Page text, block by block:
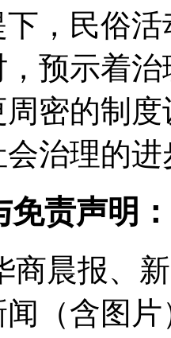
，民俗
预示着
密的制
治理的
责声明：
晨报、
（含图